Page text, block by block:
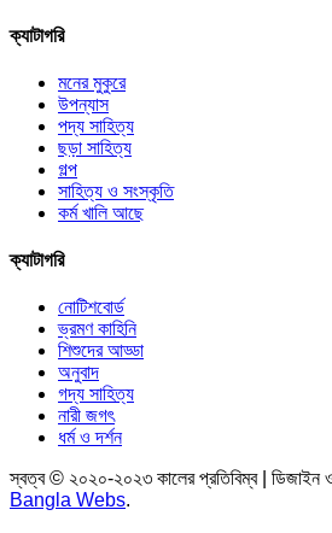
ক্যাটাগরি
মনের মুকুরে
উপন্যাস
পদ্য সাহিত্য
ছড়া সাহিত্য
গল্প
সাহিত্য ও সংস্কৃতি
কর্ম খালি আছে
ক্যাটাগরি
নোটিশবোর্ড
ভ্রমণ কাহিনি
শিশুদের আড্ডা
অনুবাদ
গদ্য সাহিত্য
নারী জগৎ
ধর্ম ও দর্শন
স্বত্ব © ২০২০-২০২৩ কালের প্রতিবিম্ব | ডিজাইন ও
Bangla Webs.